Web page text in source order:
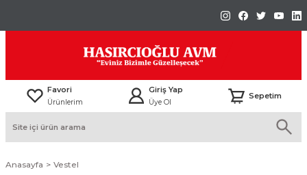
Favori
Ürünlerim
Giriş Yap
Üye Ol
Sepetim
Anasayfa Vestel